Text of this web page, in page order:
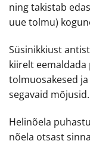
ning takistab
uue tolmu)
Süsinikkiust
kiirelt
tolmuosakesed
segavaid mõjusid.
Helinõela
nõela otsast